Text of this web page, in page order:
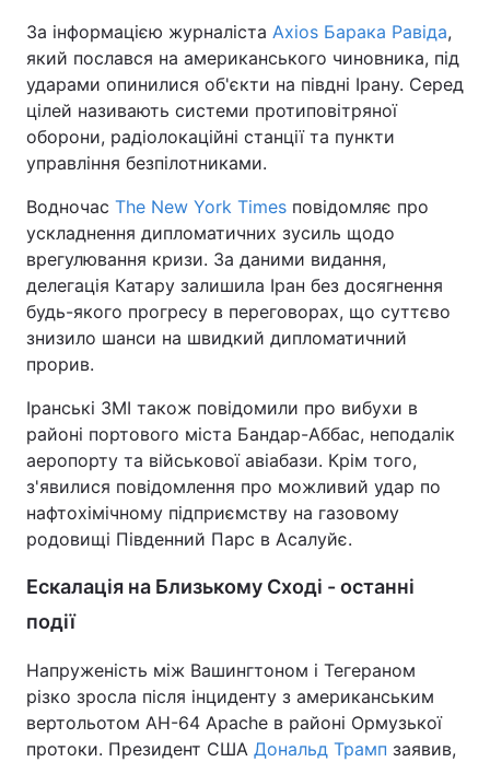
За інформацією журналіста Axios Барака Равіда,
який послався на американського чиновника, під
ударами опинилися об'єкти на півдні Ірану. Серед
цілей називають системи протиповітряної
оборони, радіолокаційні станції та пункти
управління безпілотниками.
Водночас The New York Times повідомляє про
ускладнення дипломатичних зусиль щодо
врегулювання кризи. За даними видання,
делегація Катару залишила Іран без досягнення
будь-якого прогресу в переговорах, що суттєво
знизило шанси на швидкий дипломатичний
прорив.
Іранські ЗМІ також повідомили про вибухи в
районі портового міста Бандар-Аббас, неподалік
аеропорту та військової авіабази. Крім того,
з'явилися повідомлення про можливий удар по
нафтохімічному підприємству на газовому
родовищі Південний Парс в Асалуйє.
Ескалація на Близькому Сході - останні
події
Напруженість між Вашингтоном і Тегераном
різко зросла після інциденту з американським
вертольотом AH-64 Apache в районі Ормузької
протоки. Президент США Дональд Трамп заявив,